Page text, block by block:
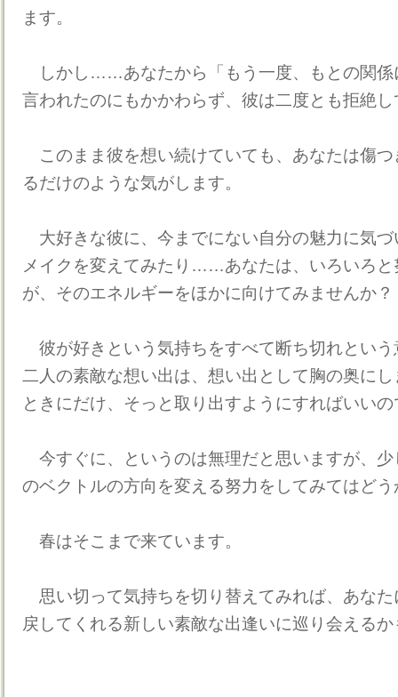
ます。
しかし……あなたから「もう一度、もとの関係
言われたのにもかかわらず、彼は二度とも拒絶
このまま彼を想い続けていても、あなたは傷
るだけのような気がします。
大好きな彼に、今までにない自分の魅力に気
メイクを変えてみたり……あなたは、いろいろと
が、そのエネルギーをほかに向けてみませんか？
彼が好きという気持ちをすべて断ち切れとい
二人の素敵な想い出は、想い出として胸の奥に
ときにだけ、そっと取り出すようにすればいいの
今すぐに、というのは無理だと思いますが、
のベクトルの方向を変える努力をしてみてはど
春はそこまで来ています。
思い切って気持ちを切り替えてみれば、あな
戻してくれる新しい素敵な出逢いに巡り会える